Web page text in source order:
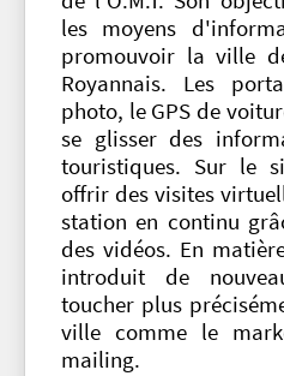
les moyens
promouvoir la ville
Royannais. Les
photo, le GPS de
se glisser des
touristiques. Sur le
offrir des visites
station en continu
des vidéos. En
introduit de
toucher plus
ville comme le
mailing.